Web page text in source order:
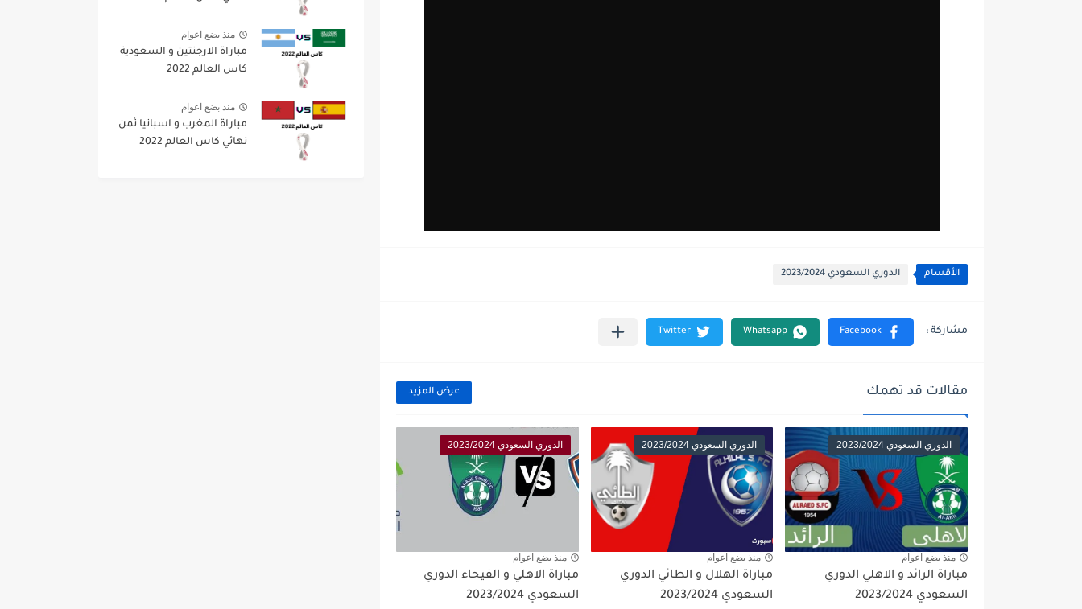
الأقسام الدوري السعودي 2023/2024
مقالات قد تهمك عرض المزيد
الدوري السعودي 2023/2024
منذ بضع اعوام
مباراة الرائد و الاهلي الدوري
السعودي 2023/2024
الدوري السعودي 2023/2024
منذ بضع اعوام
مباراة الهلال و الطائي الدوري
السعودي 2023/2024
الدوري السعودي 2023/2024
منذ بضع اعوام
مباراة الاهلي و الفيحاء الدوري
السعودي 2023/2024
منذ بضع اعوام
مباراة الارجنتين و السعودية
كاس العالم 2022
منذ بضع اعوام
مباراة المغرب و اسبانيا ثمن
نهائي كاس العالم 2022